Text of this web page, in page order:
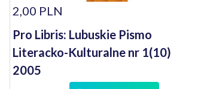
2,00 PLN
Pro Libris: Lubuskie Pismo
Literacko-Kulturalne nr 1(10)
2005